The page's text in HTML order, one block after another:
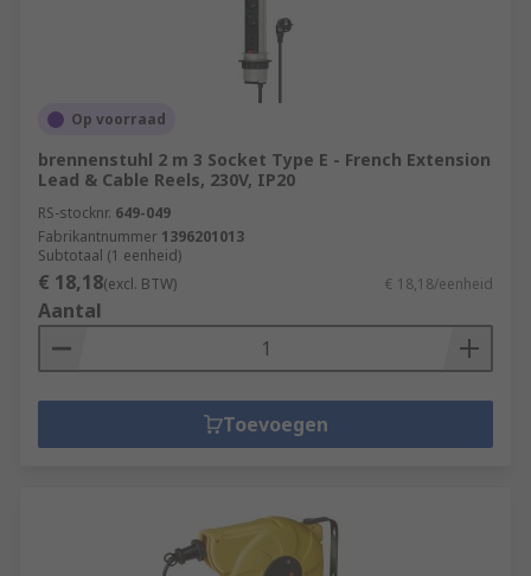
Op voorraad
brennenstuhl 2 m 3 Socket Type E - French Extension
Lead & Cable Reels, 230V, IP20
RS-stocknr. 649-049
Fabrikantnummer 1396201013
Subtotaal (1 eenheid)
€ 18,18(excl. BTW) € 18,18/eenheid
Aantal
Toevoegen